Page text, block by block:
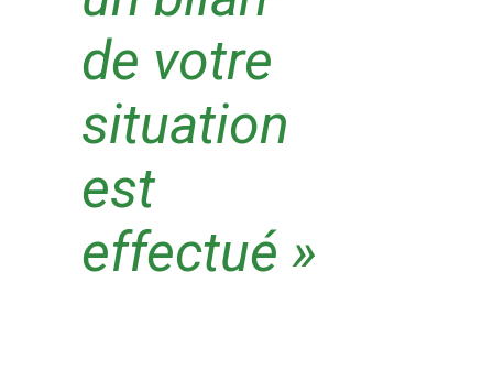
de votre
situation
est
effectué »